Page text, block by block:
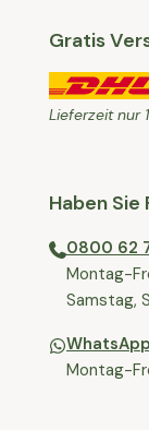
Gratis
Lieferzeit nur
Haben Sie
0800 62
⁠⁠Montag-
⁠Samstag,
Montag-